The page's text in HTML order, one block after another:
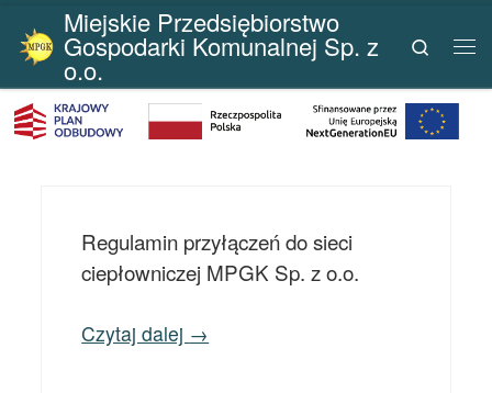
Przejdź do treści
Miejskie Przedsiębiorstwo
Gospodarki Komunalnej Sp. z
o.o.
Search
Regulamin przyłączeń do sieci
ciepłowniczej MPGK Sp. z o.o.
Czytaj dalej →